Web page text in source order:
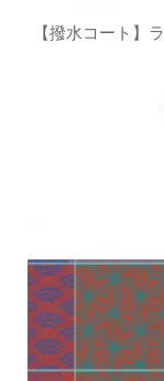
【撥水コート】